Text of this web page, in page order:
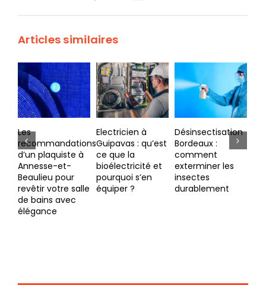
Articles similaires
Electricien à
Guipavas : qu’est
ce que la
bioélectricité et
pourquoi s’en
équiper ?
Désinsectisation
Bordeaux :
comment
exterminer les
insectes
durablement
L’aménagement
d’une terrasse à
Avranches